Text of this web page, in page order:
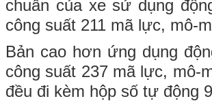
chuẩn của xe sử dụng
công suất 211 mã lực, mô-
Bản cao hơn ứng dụng
công suất 237 mã lực, mô-
đều đi kèm hộp số tự động